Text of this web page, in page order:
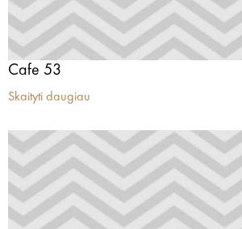
Cafe 53
Skaityti daugiau